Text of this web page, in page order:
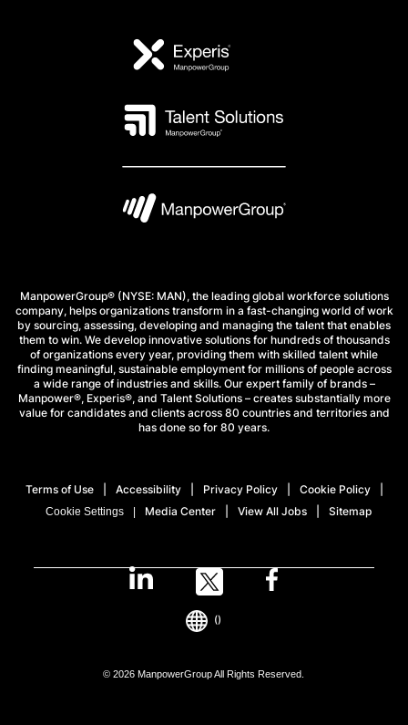
ManpowerGroup® (NYSE: MAN), the leading global workforce solutions
company, helps organizations transform in a fast-changing world of work
by sourcing, assessing, developing and managing the talent that enables
them to win. We develop innovative solutions for hundreds of thousands
of organizations every year, providing them with skilled talent while
finding meaningful, sustainable employment for millions of people across
a wide range of industries and skills. Our expert family of brands –
Manpower®, Experis®, and Talent Solutions – creates substantially more
value for candidates and clients across 80 countries and territories and
has done so for 80 years.
Terms of Use Accessibility Privacy Policy Cookie Policy
Cookie Settings Media Center View All Jobs Sitemap
© 2026 ManpowerGroup All Rights Reserved.
()